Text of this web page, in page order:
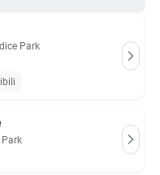
Park
Park